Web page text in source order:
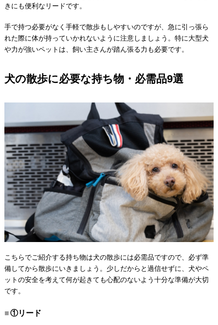
きにも便利なリードです。
手で持つ必要がなく手軽で散歩もしやすいのですが、急に引っ張ら
れた際に体が持っていかれないように注意しましょう。特に大型犬
や力が強いペットは、飼い主さんが踏ん張る力も必要です。
犬の散歩に必要な持ち物・必需品9選
こちらでご紹介する持ち物は犬の散歩には必需品ですので、必ず準
備してから散歩にいきましょう。少しだからと過信せずに、犬やペ
ットの安全を考えて何が起きても心配のないよう十分な準備が大切
です。
①リード